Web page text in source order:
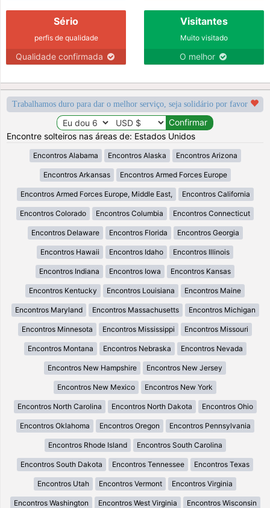
Sério
perfis de qualidade
Qualidade confirmada
Visitantes
Muito visitado
O melhor
Trabalhamos duro para dar o melhor serviço, seja solidário por favor
Encontre solteiros nas áreas de: Estados Unidos
Encontros Alabama Encontros Alaska Encontros Arizona
Encontros Arkansas Encontros Armed Forces Europe
Encontros Armed Forces Europe, Middle East, Encontros California
Encontros Colorado Encontros Columbia Encontros Connecticut
Encontros Delaware Encontros Florida Encontros Georgia
Encontros Hawaii Encontros Idaho Encontros Illinois
Encontros Indiana Encontros Iowa Encontros Kansas
Encontros Kentucky Encontros Louisiana Encontros Maine
Encontros Maryland Encontros Massachusetts Encontros Michigan
Encontros Minnesota Encontros Mississippi Encontros Missouri
Encontros Montana Encontros Nebraska Encontros Nevada
Encontros New Hampshire Encontros New Jersey
Encontros New Mexico Encontros New York
Encontros North Carolina Encontros North Dakota Encontros Ohio
Encontros Oklahoma Encontros Oregon Encontros Pennsylvania
Encontros Rhode Island Encontros South Carolina
Encontros South Dakota Encontros Tennessee Encontros Texas
Encontros Utah Encontros Vermont Encontros Virginia
Encontros Washington Encontros West Virginia Encontros Wisconsin